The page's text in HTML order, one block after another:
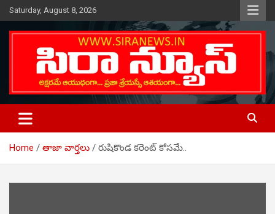
Skip
to
content
Saturday, August 8, 2026
SIRA NEWS
Telugu Online News Daily
Home తాజా వార్తలు రుషికొండ కరెంట్ కోసమే..